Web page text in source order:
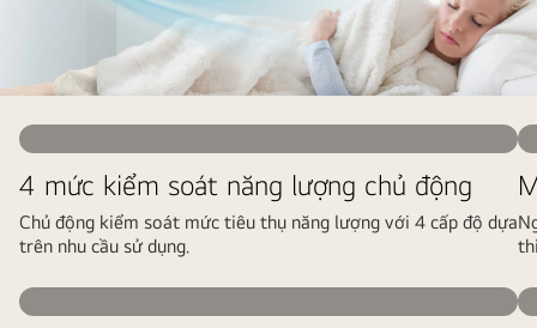
4 mức kiểm soát năng lượng chủ động
Chủ động kiểm soát mức tiêu thụ năng lượng với 4 cấp độ dựa
trên nhu cầu sử dụng.